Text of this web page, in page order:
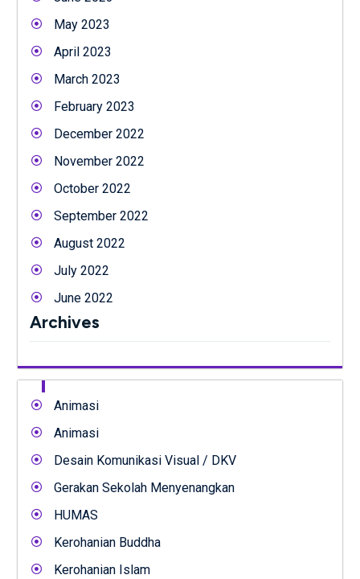
May 2023
April 2023
March 2023
February 2023
December 2022
November 2022
October 2022
September 2022
August 2022
July 2022
June 2022
Archives
Animasi
Animasi
Desain Komunikasi Visual / DKV
Gerakan Sekolah Menyenangkan
HUMAS
Kerohanian Buddha
Kerohanian Islam